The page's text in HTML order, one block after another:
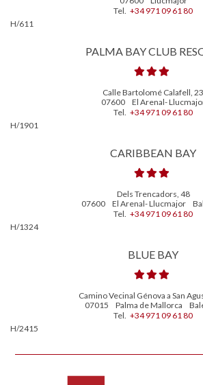
Tel. +34 971 09 61 80
H/611
PALMA BAY CLUB
Calle Bartolomé Calafell, 23
07600
El Arenal-
Tel. +34 971 09 61 80
H/1901
CARIBBEAN BAY
Dels Trencadors, 48
07600
El Arenal- Llucmajor
Tel. +34 971 09 61 80
H/1324
BLUE BAY
Camino Vecinal Génova a San
07015
Palma de Mallorca
Tel. +34 971 09 61 80
H/2415